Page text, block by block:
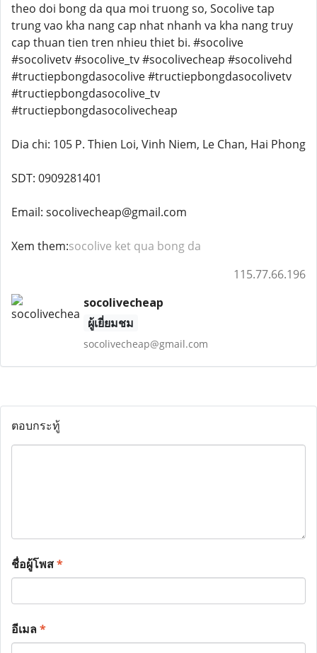
theo doi bong da qua moi truong so, Socolive tap
trung vao kha nang cap nhat nhanh va kha nang truy
cap thuan tien tren nhieu thiet bi. #socolive
#socolivetv #socolive_tv #socolivecheap #socolivehd
#tructiepbongdasocolive #tructiepbongdasocolivetv
#tructiepbongdasocolive_tv
#tructiepbongdasocolivecheap
Dia chi: 105 P. Thien Loi, Vinh Niem, Le Chan, Hai Phong
SDT: 0909281401
Email: socolivecheap@gmail.com
Xem them:socolive ket qua bong da
115.77.66.196
socolivecheap
ผู้เยี่ยมชม
socolivecheap@gmail.com
ตอบกระทู้
ชื่อผู้โพส*
อีเมล*